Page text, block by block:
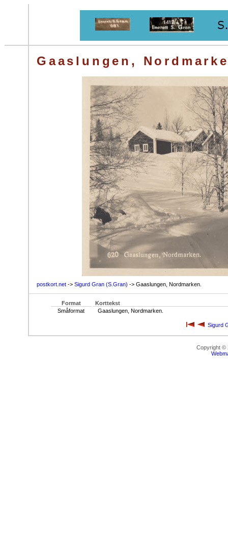
Gaaslungen,
postkort.net -> Sigurd Gran (S.Gran) -> Gaaslungen, Nordmarken.
Format
Korttekst
Småformat
Gaaslungen, Nordmarken.
Sigurd
Copyright ©